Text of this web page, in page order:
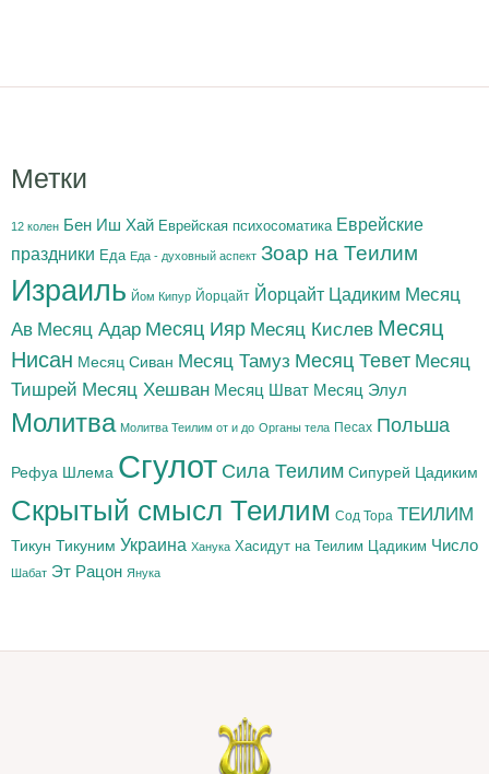
Метки
12 колен Бен Иш Хай Еврейская психосоматика Еврейские
праздники Еда Еда - духовный аспект Зоар на Теилим
Израиль Йом Кипур Йорцайт Йорцайт Цадиким Месяц
Ав Месяц Адар Месяц Ияр Месяц Кислев Месяц
Нисан Месяц Сиван Месяц Тамуз Месяц Тевет Месяц
Тишрей Месяц Хешван Месяц Шват Месяц Элул
Молитва Молитва Теилим от и до Органы тела Песах Польша
Рефуа Шлема Сгулот Сила Теилим Сипурей Цадиким
Скрытый смысл Теилим Сод Тора ТЕИЛИМ
Тикун Тикуним Украина Ханука Хасидут на Теилим Цадиким Число
Шабат Эт Рацон Янука